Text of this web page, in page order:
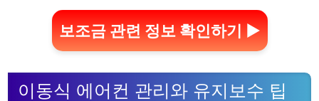
보조금 관련 정보 확인하기 ▶
이동식 에어컨 관리와 유지보수 팁